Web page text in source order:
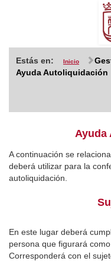
Estás en: Inicio
Ayuda Autoliquidación
Ayuda
A continuación se
deberá utilizar para la
autoliquidación.
En este lugar deberá
persona que figurará
Corresponderá con el